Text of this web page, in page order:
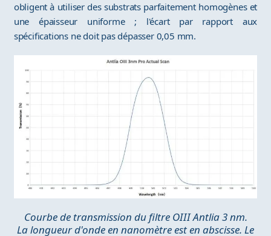
obligent à utiliser des substrats parfaitement homogènes et
une épaisseur uniforme ; l'écart par rapport aux
spécifications ne doit pas dépasser 0,05 mm.
Courbe de transmission du filtre OIII Antlia 3 nm.
La longueur d'onde en nanomètre est en abscisse. Le